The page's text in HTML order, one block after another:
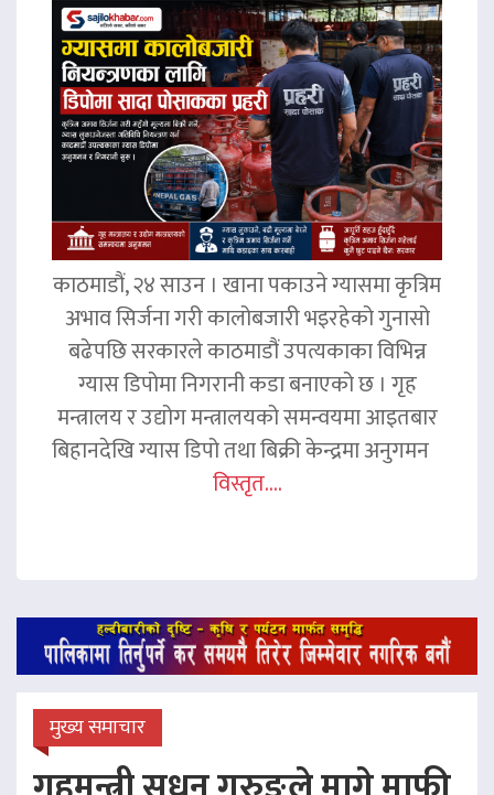
काठमाडौं, २४ साउन । खाना पकाउने ग्यासमा कृत्रिम
अभाव सिर्जना गरी कालोबजारी भइरहेको गुनासो
बढेपछि सरकारले काठमाडौं उपत्यकाका विभिन्न
ग्यास डिपोमा निगरानी कडा बनाएको छ । गृह
मन्त्रालय र उद्योग मन्त्रालयको समन्वयमा आइतबार
बिहानदेखि ग्यास डिपो तथा बिक्री केन्द्रमा अनुगमन
विस्तृत....
मुख्य समाचार